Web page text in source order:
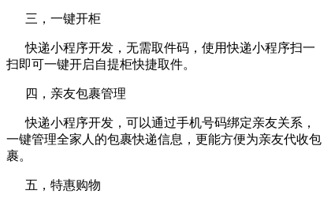
三，一键开柜
快递小程序开发，无需取件码，使用快递小程序扫一
扫即可一键开启自提柜快捷取件。
四，亲友包裹管理
快递小程序开发，可以通过手机号码绑定亲友关系，
一键管理全家人的包裹快递信息，更能方便为亲友代收包
裹。
五，特惠购物